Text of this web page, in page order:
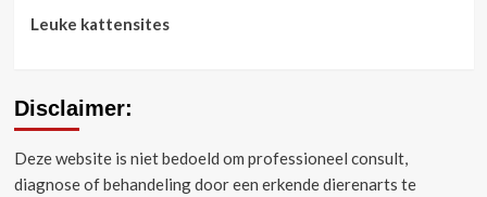
Leuke kattensites
Disclaimer:
Deze website is niet bedoeld om professioneel consult,
diagnose of behandeling door een erkende dierenarts te